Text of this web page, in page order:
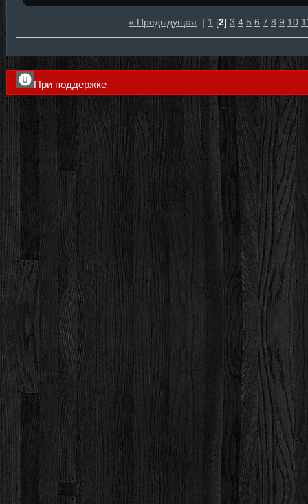
« Предыдущая | 1 [2] 3 4 5 6 7 8 9 10
При поддержке